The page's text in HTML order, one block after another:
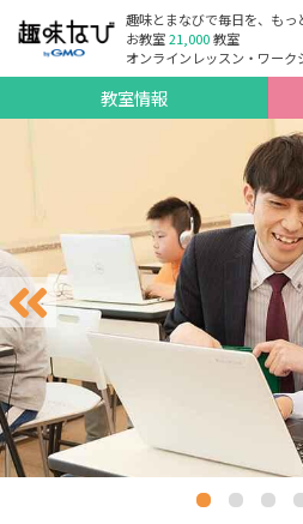
趣味とまなびで毎日を、もっ
お教室21,000教室
オンラインレッスン・ワー
教室情報